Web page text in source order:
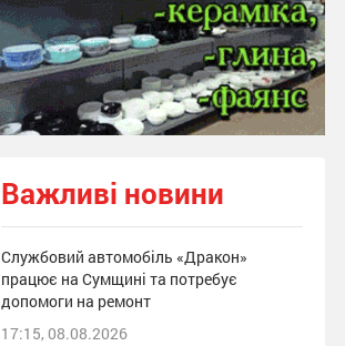
Важливі новини
Службовий автомобіль «Дракон»
працює на Сумщині та потребує
допомоги на ремонт
17:15, 08.08.2026